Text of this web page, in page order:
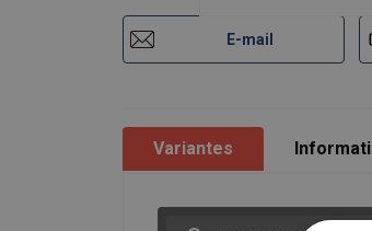
E-mail
Variantes